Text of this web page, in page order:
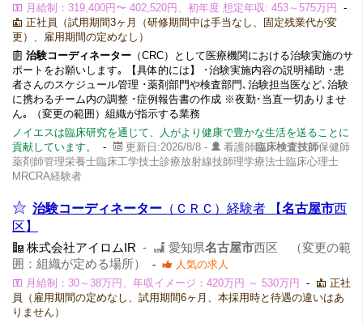
月給制：319,400円〜 402,520円、初年度 想定年収: 453～575万円
-
正社員（試用期間3ヶ月（研修期間中は手当なし、固定残業代が変
更）、雇用期間の定めなし）
治験コーディネーター （CRC）として医療機関における治験実施のサ
ポートをお願いします｡ 【具体的には】 ･治験実施内容の説明補助 ･患
者さんのスケジュール管理 ･薬剤部門や検査部門､治験担当医など､治験
に携わるチーム内の調整 ･症例報告書の作成 ※夜勤･当直一切ありませ
ん｡ （変更の範囲）組織が指示する業務
ノイエスは臨床研究を通じて、人がより健康で豊かな生活を送ることに
貢献しています。
- 更新日:2026/8/8 - 看護師 臨床検査技師保健師
薬剤師管理栄養士臨床工学技士診療放射線技師理学療法士臨床心理士
MRCRA経験者
治験コーディネーター （ＣＲＣ）経験者 【名古屋市西
区】
株式会社アイロムIR - 愛知県名古屋市西区 （変更の範
囲：組織が定める場所）
-
人気の求人
月給制：30～38万円、年収イメージ：420万円 ～ 530万円
-
正社
員（雇用期間の定めなし、試用期間6ヶ月、本採用時と待遇の違いはあ
りません）